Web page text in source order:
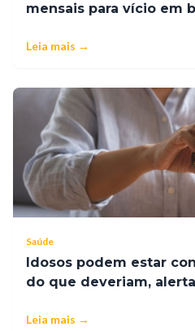
mensais para vício em
Leia mais →
Saúde
Idosos podem estar
do que deveriam,
Leia mais →